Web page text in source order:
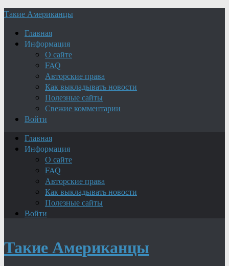
Такие Американцы
Главная
Информация
О сайте
FAQ
Авторские права
Как выкладывать новости
Полезные сайты
Свежие комментарии
Войти
Главная
Информация
О сайте
FAQ
Авторские права
Как выкладывать новости
Полезные сайты
Войти
Такие Американцы